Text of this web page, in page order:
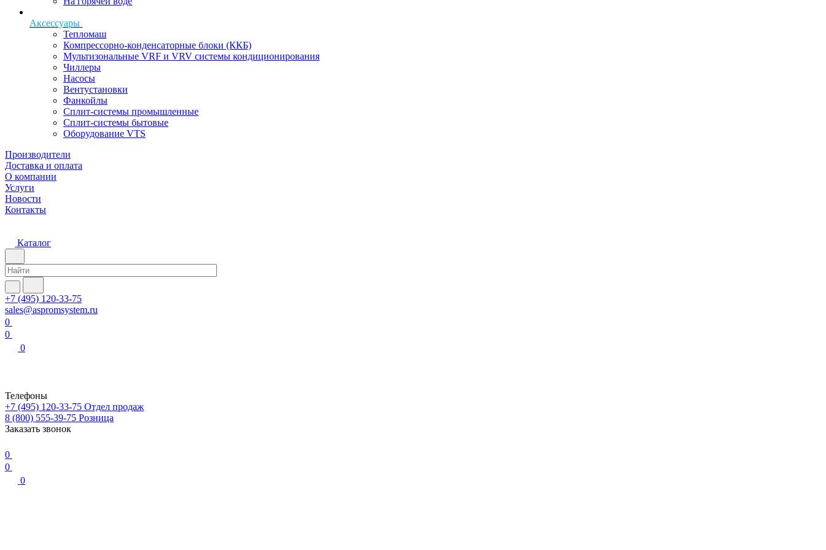
Аксессуары
Тепломаш
Компрессорно-конденсаторные блоки (ККБ)
Мультизональные VRF и VRV системы кондиционирования
Чиллеры
Насосы
Вентустановки
Фанкойлы
Сплит-системы промышленные
Сплит-системы бытовые
Оборудование VTS
Производители
Доставка и оплата
О компании
Услуги
Новости
Контакты
Каталог
+7 (495) 120-33-75
sales@aspromsystem.ru
0
0
0
Телефоны
+7 (495) 120-33-75 Отдел продаж
8 (800) 555-39-75 Розница
Заказать звонок
0
0
0